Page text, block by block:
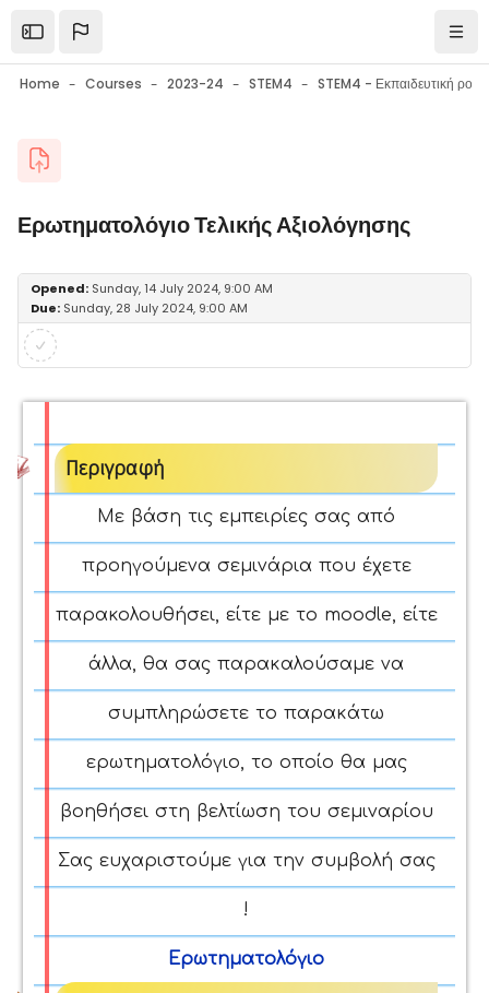
Open the sidebar
Home Courses 2023-24 STEM4
Blocks
Ερωτηματολόγιο Τελικής Αξιολόγησης
Blocks
Completion requirements
Opened: Sunday, 14 July 2024, 9:00 AM
Due: Sunday, 28 July 2024, 9:00 AM
Περιγραφή
Με βάση τις εμπειρίες σας από
προηγούμενα σεμινάρια που έχετε
παρακολουθήσει, είτε με το moodle, είτε
άλλα, θα σας παρακαλούσαμε να
συμπληρώσετε το παρακάτω
ερωτηματολόγιο, το οποίο θα μας
βοηθήσει στη βελτίωση του σεμιναρίου
Σας ευχαριστούμε για την συμβολή σας
!
Ερωτηματολόγιο